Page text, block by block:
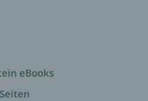
Übungen und Meditationen
eBooks